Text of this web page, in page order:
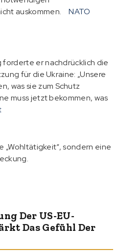
auskommen.
NATO
forderte er nachdrücklich die
für die Ukraine: „Unsere
was sie zum Schutz
muss jetzt bekommen, was
„Wohltätigkeit“, sondern eine
Der US-EU-
Das Gefühl Der